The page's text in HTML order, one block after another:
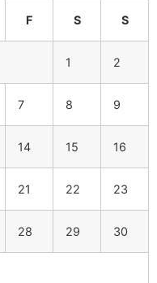
F S S
1 2
7 8 9
14 15 16
21 22 23
28 29 30